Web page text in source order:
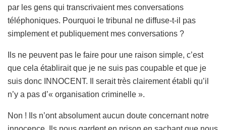
par les gens qui transcrivaient mes conversations
téléphoniques. Pourquoi le tribunal ne diffuse-t-il pas
simplement et publiquement mes conversations ?
Ils ne peuvent pas le faire pour une raison simple, c’est
que cela établirait que je ne suis pas coupable et que je
suis donc INNOCENT. Il serait très clairement établi qu’il
n’y a pas d’« organisation criminelle ».
Non ! Ils n’ont absolument aucun doute concernant notre